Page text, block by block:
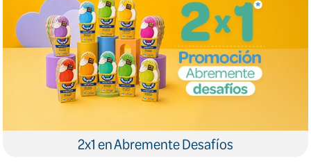
2x1 en Abremente Desafíos